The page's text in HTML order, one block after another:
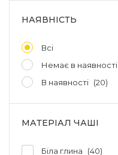
НАЯВНІСТЬ
Всі
В наявності 20
Немає в наявності
МАТЕРІАЛ ЧАШІ
Біла глина 40